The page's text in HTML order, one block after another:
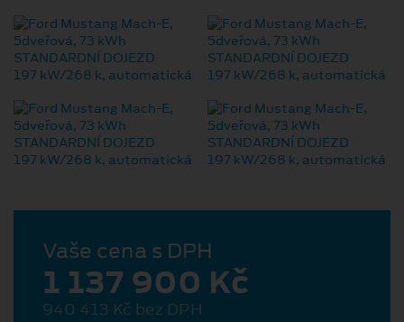
Vaše cena s DPH
1 137 900 Kč
940 413 Kč bez DPH